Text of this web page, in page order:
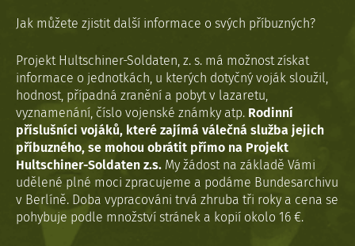
Jak můžete zjistit další informace o svých příbuzných?
Projekt Hultschiner-Soldaten, z. s. má možnost získat
informace o jednotkách, u kterých dotyčný voják sloužil,
hodnost, případná zranění a pobyt v lazaretu,
vyznamenání, číslo vojenské známky atp. Rodinní
příslušníci vojáků, které zajímá válečná služba jejich
příbuzného, se mohou obrátit přímo na Projekt
Hultschiner-Soldaten z.s. My žádost na základě Vámi
udělené plné moci zpracujeme a podáme Bundesarchivu
v Berlíně. Doba vypracováni trvá zhruba tři roky a cena se
pohybuje podle množství stránek a kopií okolo 16 €.